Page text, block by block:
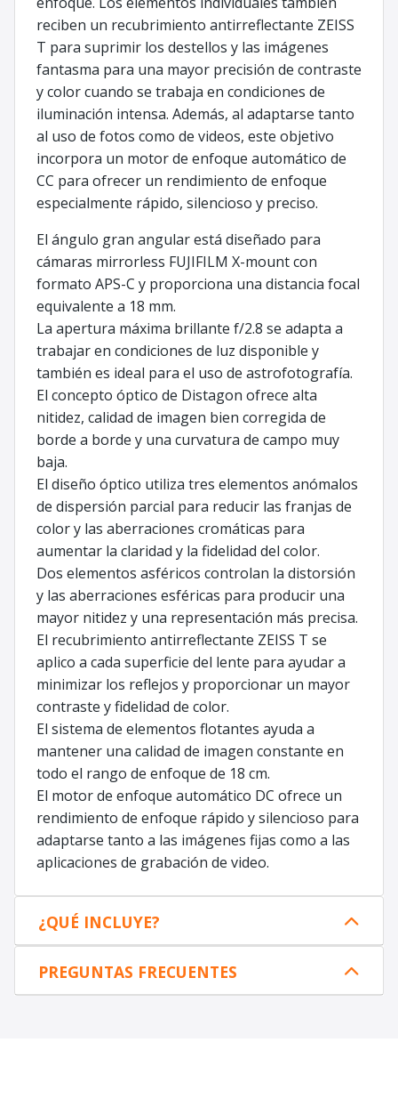
reciben un recubrimiento antirreflectante ZEISS
T para suprimir los destellos y las imágenes
fantasma para una mayor precisión de contraste
y color cuando se trabaja en condiciones de
iluminación intensa. Además, al adaptarse tanto
al uso de fotos como de videos, este objetivo
incorpora un motor de enfoque automático de
CC para ofrecer un rendimiento de enfoque
especialmente rápido, silencioso y preciso.
El ángulo gran angular está diseñado para
cámaras mirrorless FUJIFILM X-mount con
formato APS-C y proporciona una distancia focal
equivalente a 18 mm.
La apertura máxima brillante f/2.8 se adapta a
trabajar en condiciones de luz disponible y
también es ideal para el uso de astrofotografía.
El concepto óptico de Distagon ofrece alta
nitidez, calidad de imagen bien corregida de
borde a borde y una curvatura de campo muy
baja.
El diseño óptico utiliza tres elementos anómalos
de dispersión parcial para reducir las franjas de
color y las aberraciones cromáticas para
aumentar la claridad y la fidelidad del color.
Dos elementos asféricos controlan la distorsión
y las aberraciones esféricas para producir una
mayor nitidez y una representación más precisa.
El recubrimiento antirreflectante ZEISS T se
aplico a cada superficie del lente para ayudar a
minimizar los reflejos y proporcionar un mayor
contraste y fidelidad de color.
El sistema de elementos flotantes ayuda a
mantener una calidad de imagen constante en
todo el rango de enfoque de 18 cm.
El motor de enfoque automático DC ofrece un
rendimiento de enfoque rápido y silencioso para
adaptarse tanto a las imágenes fijas como a las
aplicaciones de grabación de video.
¿QUÉ INCLUYE?
PREGUNTAS FRECUENTES